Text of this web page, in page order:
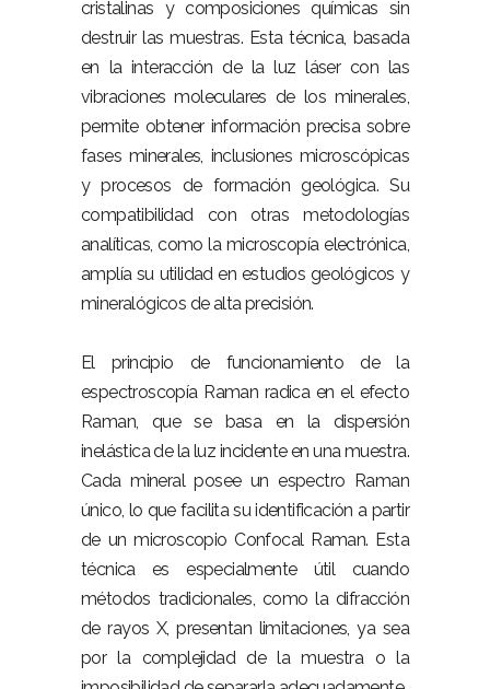
cristalinas y composiciones químicas sin
destruir las muestras. Esta técnica, basada
en la interacción de la luz láser con las
vibraciones moleculares de los minerales,
permite obtener información precisa sobre
fases minerales, inclusiones microscópicas
y procesos de formación geológica. Su
compatibilidad con otras metodologías
analíticas, como la microscopía electrónica,
amplía su utilidad en estudios geológicos y
mineralógicos de alta precisión.
El principio de funcionamiento de la
espectroscopía Raman radica en el efecto
Raman, que se basa en la dispersión
inelástica de la luz incidente en una muestra.
Cada mineral posee un espectro Raman
único, lo que facilita su identificación a partir
de un microscopio Confocal Raman. Esta
técnica es especialmente útil cuando
métodos tradicionales, como la difracción
de rayos X, presentan limitaciones, ya sea
por la complejidad de la muestra o la